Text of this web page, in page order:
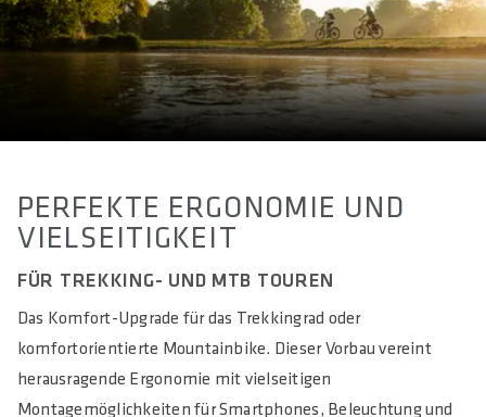
Aluminum 6061
MATERIAL SCHRAUBEN
VORBAUWINKEL IN °
LÄNGE(N) IN MM
70 / 90 / 110
REACH IN MM
57 / 74 / 90
40 / 52 / 63
PERFEKTE ERGONOMIE UND
VIELSEITIGKEIT
FÜR TREKKING- UND MTB TOUREN
Das Komfort-Upgrade für das Trekkingrad oder
komfortorientierte Mountainbike. Dieser Vorbau vereint
herausragende Ergonomie mit vielseitigen
Montagemöglichkeiten für Smartphones, Beleuchtung und